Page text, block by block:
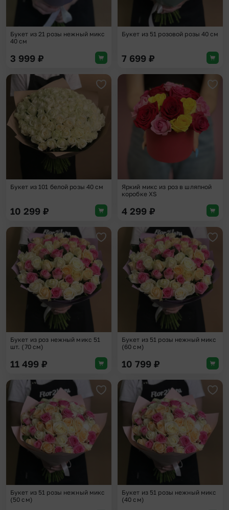
Букет из 21 розы нежный микс
40 см
3 999 ₽
Букет из 51 розовой розы 40 см
7 699 ₽
Добавить в избранное
Букет из 101 белой розы 40 см
10 299 ₽
Яркий микс из роз в шляпной
коробке XS
4 299 ₽
Добавить в избранное
Букет из роз нежный микс 51
шт. (70 см)
11 499 ₽
Букет из 51 розы нежный микс
(60 см)
10 799 ₽
Добавить в избранное
Букет из 51 розы нежный микс
(50 см)
Букет из 51 розы нежный микс
(40 см)